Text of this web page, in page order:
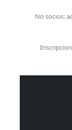
No socios: